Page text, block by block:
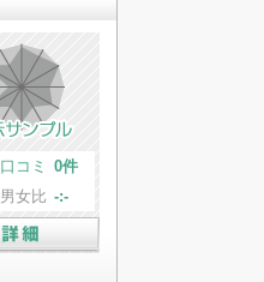
口コミ
0件
男女比 -:-